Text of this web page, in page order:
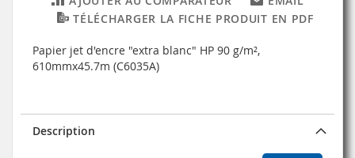
TÉLÉCHARGER LA FICHE PRODUIT EN PDF
Papier jet d'encre "extra blanc" HP 90 g/m²,
610mmx45.7m (C6035A)
Description